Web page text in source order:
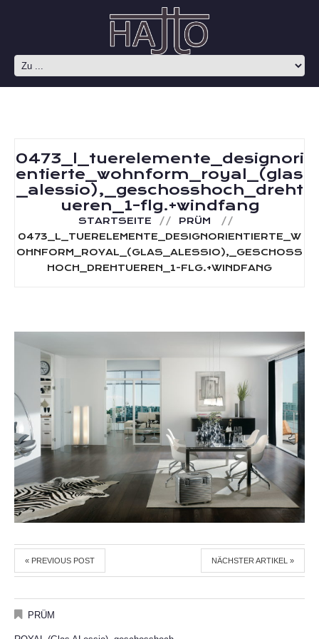
0473_l_tuerelemente_designori
entierte_wohnform_royal_(glas
_alessio),_geschosshoch_dreht
ueren_1-flg.+windfang
STARTSEITE
PRÜM
0473_L_TUERELEMENTE_DESIGNORIENTIERTE_W
OHNFORM_ROYAL_(GLAS_ALESSIO),_GESCHOSS
HOCH_DREHTUEREN_1-FLG.+WINDFANG
« PREVIOUS POST NÄCHSTER ARTIKEL »
PRÜM